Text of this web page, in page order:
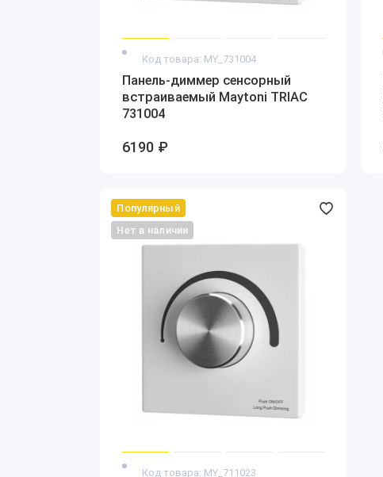
Код товара: MY_731004
Панель-диммер сенсорный
встраиваемый Maytoni TRIAC
731004
6190 ₽
Популярный
Нет в наличии
Код товара: MY_711023